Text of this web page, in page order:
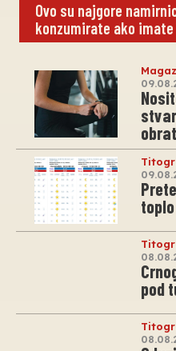
Ovo su najgore
konzumirate ako
pod